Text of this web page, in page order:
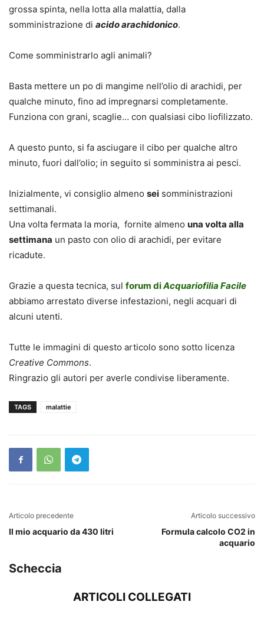
grossa spinta, nella lotta alla malattia, dalla
somministrazione di acido arachidonico.
Come somministrarlo agli animali?
Basta mettere un po di mangime nell’olio di arachidi, per
qualche minuto, fino ad impregnarsi completamente.
Funziona con grani, scaglie… con qualsiasi cibo liofilizzato.
A questo punto, si fa asciugare il cibo per qualche altro
minuto, fuori dall’olio; in seguito si somministra ai pesci.
Inizialmente, vi consiglio almeno sei somministrazioni
settimanali.
Una volta fermata la moria, fornite almeno una volta alla
settimana un pasto con olio di arachidi, per evitare
ricadute.
Grazie a questa tecnica, sul forum diAcquariofilia Facile
abbiamo arrestato diverse infestazioni, negli acquari di
alcuni utenti.
Tutte le immagini di questo articolo sono sotto licenza
Creative Commons.
Ringrazio gli autori per averle condivise liberamente.
TAGS malattie
Articolo precedente
Il mio acquario da 430 litri
Articolo successivo
Formula calcolo CO2 in
acquario
Scheccia
ARTICOLI COLLEGATI